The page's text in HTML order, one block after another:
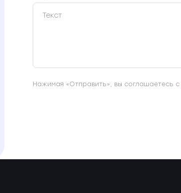
Нажимая «Отправить», вы соглашаетесь с